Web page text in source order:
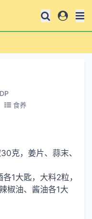
食养
克，姜片、蒜末、
1大匙，大料2粒，
椒油、酱油各1大